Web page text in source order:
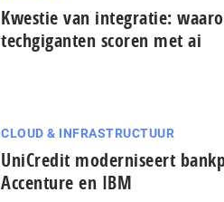
Kwestie van integratie:
techgiganten scoren met ai
CLOUD & INFRASTRUCTUUR
UniCredit moderniseert
Accenture en IBM